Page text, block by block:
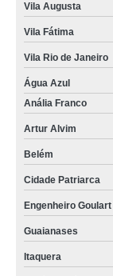
Vila Augusta
Vila Fátima
Vila Rio de Janeiro
Água Azul
Anália Franco
Artur Alvim
Belém
Cidade Patriarca
Engenheiro Goulart
Guaianases
Itaquera